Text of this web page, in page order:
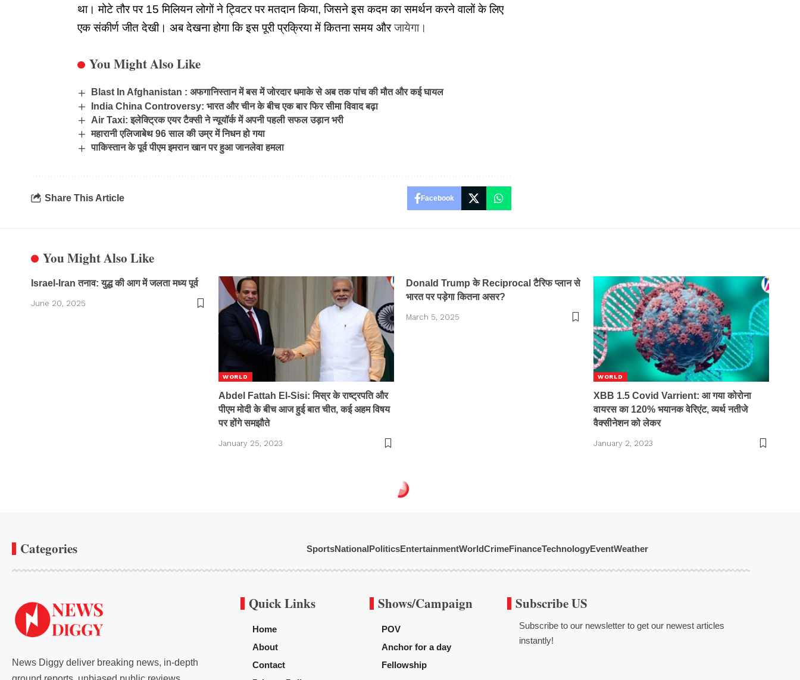
था। मोटे तौर पर 15 मिलियन लोगों ने ट्विटर पर मतदान किया, जिसने इस कदम का समर्थन करने वालों के लिए
एक संकीर्ण जीत देखी। अब देखना होगा कि इस पूरी प्रक्रिया में कितना समय और जायेगा।
You Might Also Like
Blast In Afghanistan : अफगानिस्तान में बस में जोरदार धमाके से अब तक पांच की मौत और कई घायल
India China Controversy: भारत और चीन के बीच एक बार फिर सीमा विवाद बढ़ा
Air Taxi: इलेक्ट्रिक एयर टैक्सी ने न्यूयॉर्क में अपनी पहली सफल उड़ान भरी
महारानी एलिजाबेथ 96 साल की उम्र में निधन हो गया
पाकिस्तान के पूर्व पीएम इमरान खान पर हुआ जानलेवा हमला
Share This Article Facebook
You Might Also Like
Israel-Iran तनाव: युद्ध की आग में जलता मध्य पूर्व
June 20, 2025
WORLD
Abdel Fattah El-Sisi: मिस्र के राष्ट्रपति और
पीएम मोदी के बीच आज हुई बात चीत, कई अहम विषय
पर होंगे समझौते
January 25, 2023
Donald Trump के Reciprocal टैरिफ प्लान से
भारत पर पड़ेगा कितना असर?
March 5, 2025
WORLD
XBB 1.5 Covid Varrient: आ गया कोरोना
वायरस का 120% भयानक वेरिएंट, व्यर्थ नतीजे
वैक्सीनेशन को लेकर
January 2, 2023
Categories SportsNationalPoliticsEntertainmentWorldCrimeFinanceTechnologyEventWeather
News Diggy deliver breaking news, in-depth
Quick Links
Home
About
Contact
Shows/Campaign
POV
Anchor for a day
Fellowship
Subscribe US
Subscribe to our newsletter to get our newest articles
instantly!